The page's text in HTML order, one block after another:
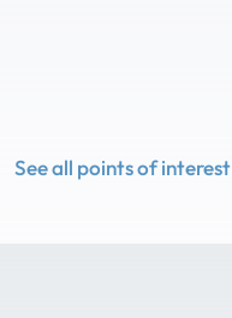
See all points of interest